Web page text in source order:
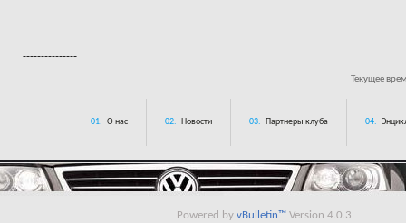
---------------
Текущее
01. О нас 02. Новости 03. Партнеры клуба 04.
Powered by vBulletin™ Version 4.0.3